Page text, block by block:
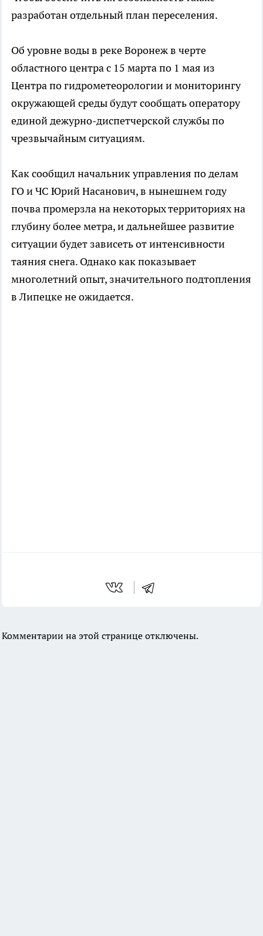
разработан отдельный план переселения.
Об уровне воды в реке Воронеж в черте
областного центра с 15 марта по 1 мая из
Центра по гидрометеорологии и мониторингу
окружающей среды будут сообщать оператору
единой дежурно-диспетчерской службы по
чрезвычайным ситуациям.
Как сообщил начальник управления по делам
ГО и ЧС Юрий Насанович, в нынешнем году
почва промерзла на некоторых территориях на
глубину более метра, и дальнейшее развитие
ситуации будет зависеть от интенсивности
таяния снега. Однако как показывает
многолетний опыт, значительного подтопления
в Липецке не ожидается.
Комментарии на этой странице отключены.